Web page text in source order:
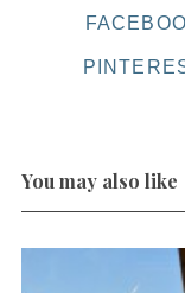
You may also like